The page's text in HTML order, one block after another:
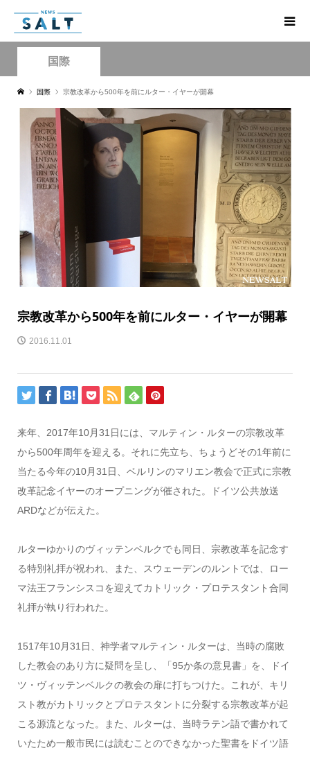
国際
国際 宗教改革から500年を前にルター・イヤーが開幕
宗教改革から500年を前にルター・イヤーが開幕
2016.11.01
来年、2017年10月31日には、マルティン・ルターの宗教改革
から500年周年を迎える。それに先立ち、ちょうどその1年前に
当たる今年の10月31日、ベルリンのマリエン教会で正式に宗教
改革記念イヤーのオープニングが催された。ドイツ公共放送
ARDなどが伝えた。
ルターゆかりのヴィッテンベルクでも同日、宗教改革を記念す
る特別礼拝が祝われ、また、スウェーデンのルントでは、ロー
マ法王フランシスコを迎えてカトリック・プロテスタント合同
礼拝が執り行われた。
1517年10月31日、神学者マルティン・ルターは、当時の腐敗
した教会のあり方に疑問を呈し、「95か条の意見書」を、ドイ
ツ・ヴィッテンベルクの教会の扉に打ちつけた。これが、キリ
スト教がカトリックとプロテスタントに分裂する宗教改革が起
こる源流となった。また、ルターは、当時ラテン語で書かれて
いたため一般市民には読むことのできなかった聖書をドイツ語